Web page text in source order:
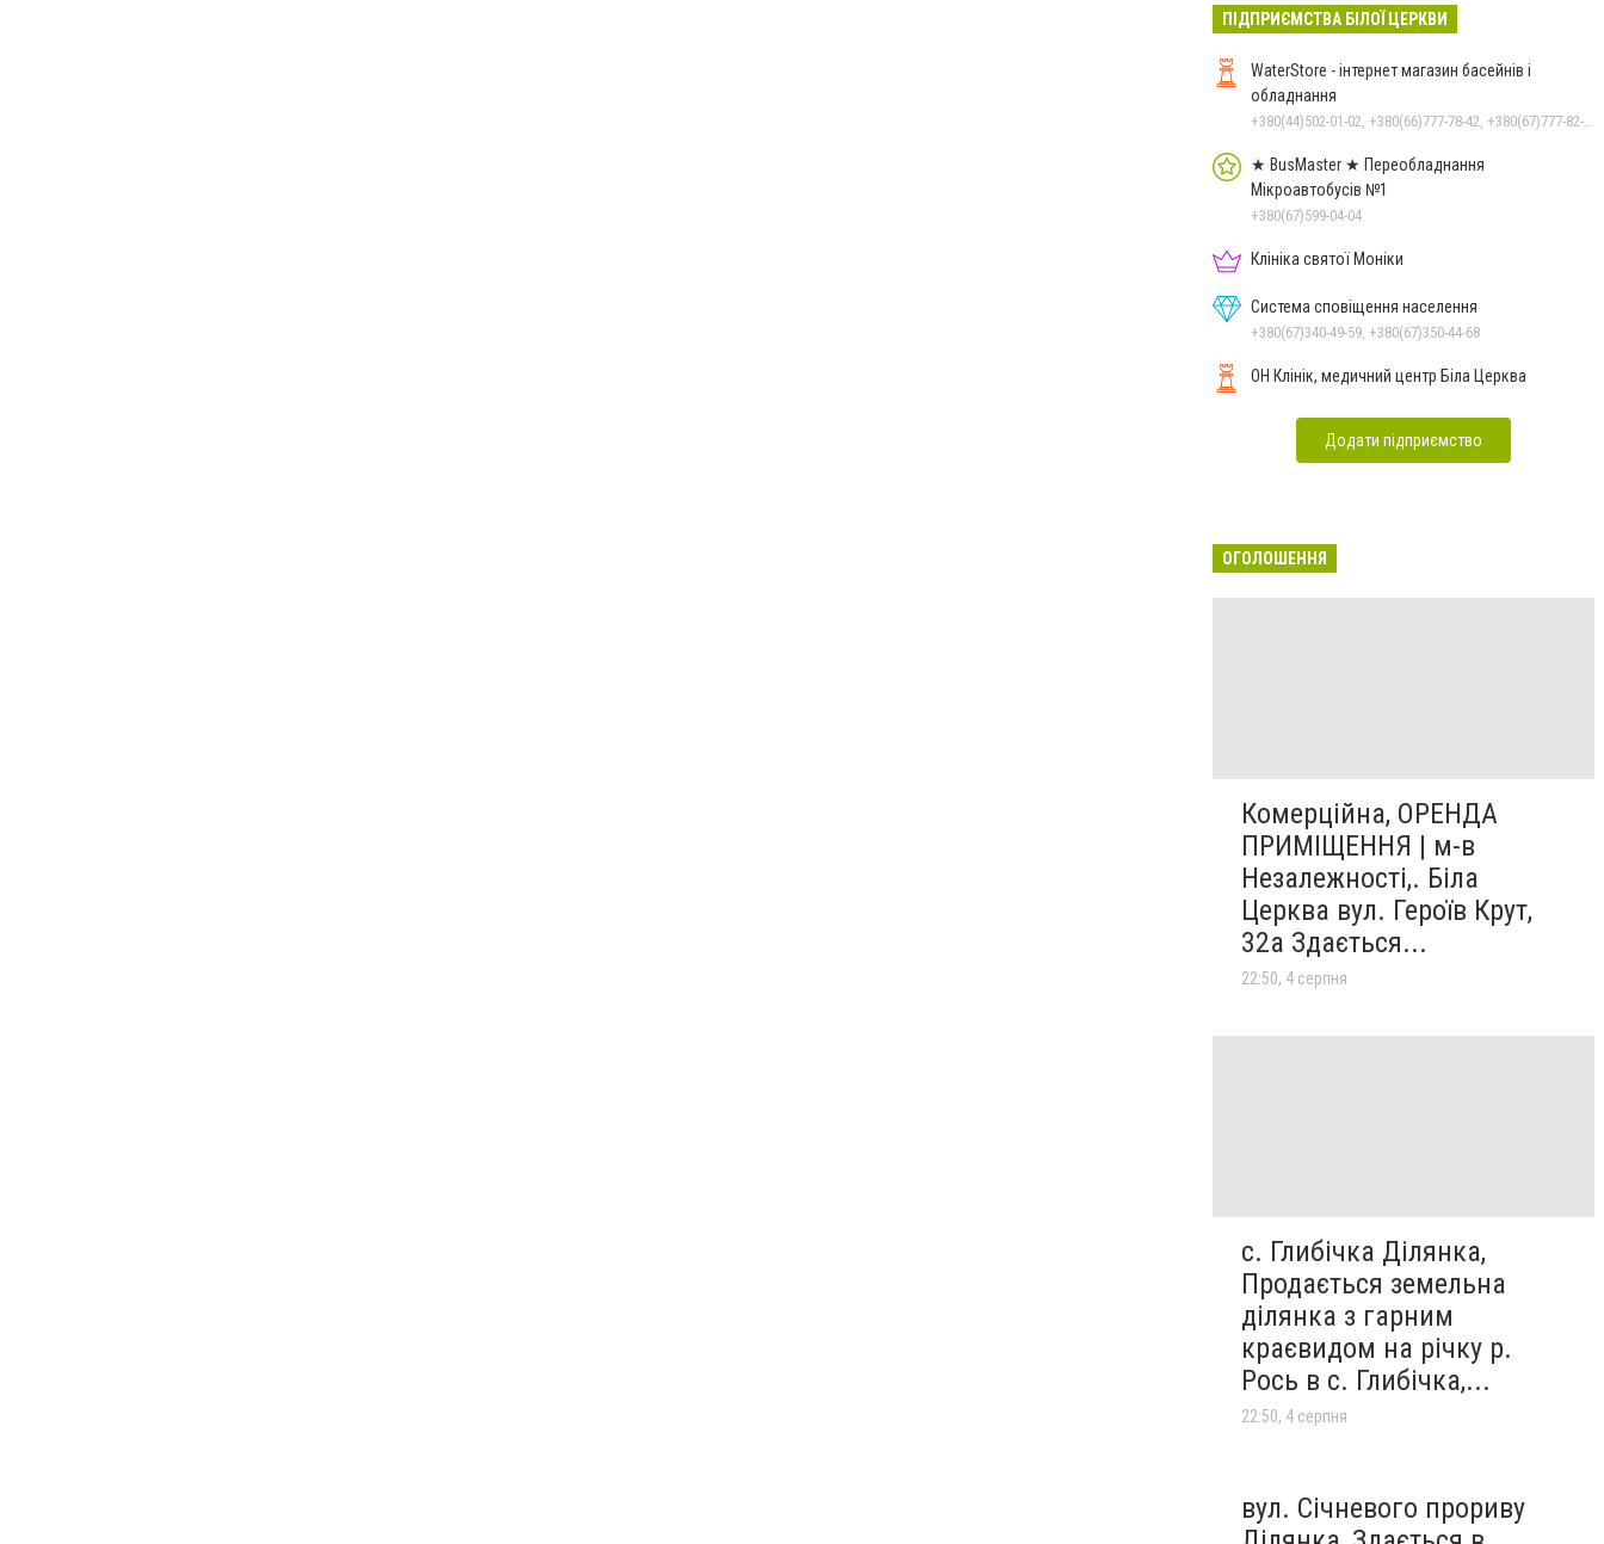
Всі матеріали тут
ПІДПРИЄМСТВА БІЛОЇ ЦЕРКВИ
WaterStore - інтернет магазин басейнів і
обладнання
★ BusMaster ★ Переобладнання
Мікроавтобусів №1
+380(67)599-04-04
Клініка святої Моніки
Система сповіщення населення
+380(67)340-49-59, +380(67)350-44-68
ОН Клінік, медичний центр Біла Церква
Додати підприємство
ОГОЛОШЕННЯ
Комерційна, ОРЕНДА
ПРИМІЩЕННЯ | м-в
Незалежності,. Біла
Церква вул. Героїв Крут,
32а Здається...
22:50, 4 серпня
с. Глибічка Ділянка,
Продається земельна
ділянка з гарним
краєвидом на річку р.
Рось в с. Глибічка,...
22:50, 4 серпня
вул. Січневого прориву